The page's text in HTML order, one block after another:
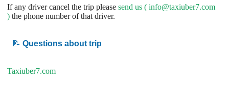
If any driver cancel the trip please send us ( info@taxiuber7.com
) the phone number of that driver.
📝 Questions about trip
Taxiuber7.com